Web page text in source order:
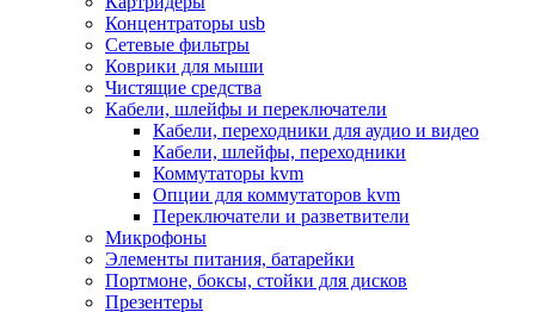
Блинницы
Вакуумные упаковщики
Весы кухонные
Гриль
Дистилляторы
Йогуртницы
Кофеварки и кофемашины
Кофемолки
Кухонные комбайны
Ломтерезки
Микроволновые печи
Миксеры
Мини-печи
Мойки
Мультиварки
Концентраторы usb
Сетевые фильтры
Коврики для мыши
Чистящие средства
Кабели, шлейфы и переключатели
Кабели, переходники для аудио и видео
Кабели, шлейфы, переходники
Коммутаторы kvm
Опции для коммутаторов kvm
Переключатели и разветвители
Микрофоны
Элементы питания, батарейки
Портмоне, боксы, стойки для дисков
Презентеры